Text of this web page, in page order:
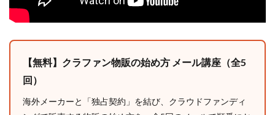
【無料】クラファン物販の始め方 メール講座（全5
回）
海外メーカーと「独占契約」を結び、クラウドファンディ